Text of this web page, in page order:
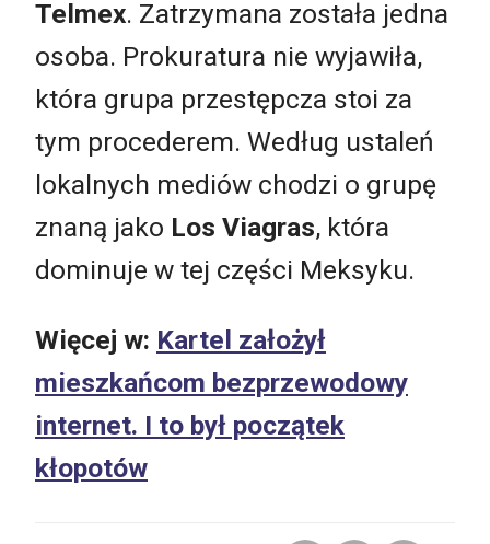
Telmex. Zatrzymana została jedna
osoba. Prokuratura nie wyjawiła,
która grupa przestępcza stoi za
tym procederem. Według ustaleń
lokalnych mediów chodzi o grupę
znaną jako Los Viagras, która
dominuje w tej części Meksyku.
Więcej w: Kartel założył
mieszkańcom bezprzewodowy
internet. I to był początek
kłopotów